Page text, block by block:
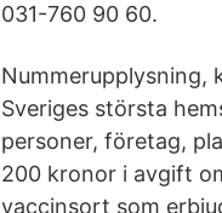
031-760 90 60.
Nummerupplysning,
Sveriges största
personer, företag,
200 kronor i avgift
vaccinsort som